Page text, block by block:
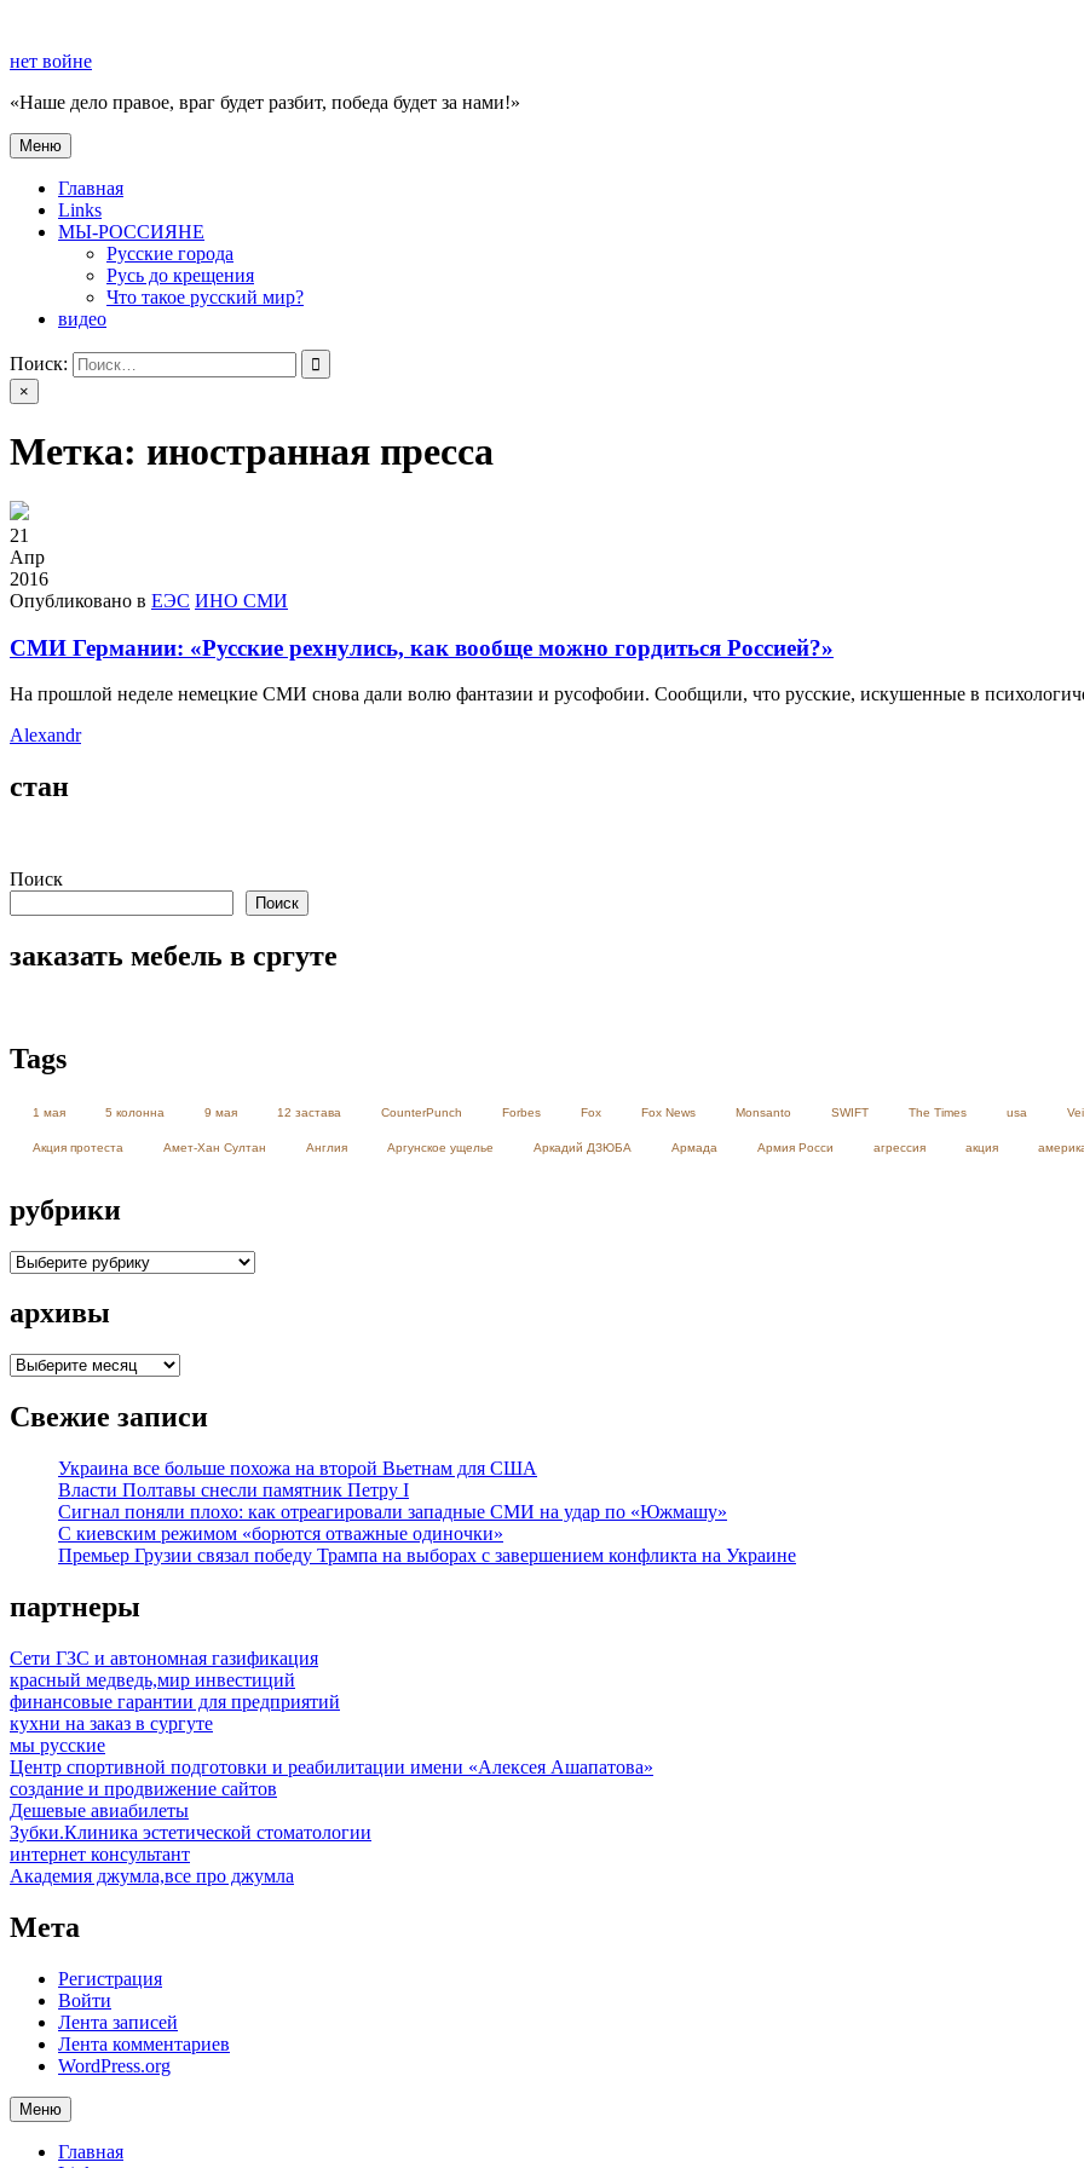
содержимому
нет войне
«Наше дело правое, враг будет разбит, победа будет за нами!»
нет войне
«Наше дело правое, враг будет разбит, победа будет за нами!»
Меню
Главная
Links
МЫ-РОССИЯНЕ
Русские города
Русь до крещения
Что такое русский мир?
видео
Поиск:
×
Метка: иностранная пресса
21
Апр
2016
Опубликовано в ЕЭС ИНО СМИ
СМИ Германии: «Русские рехнулись, как вообще можно гордиться Россией?»
На прошлой неделе немецкие СМИ снова дали волю фантазии и русофобии. Сообщили, что русские, искушенные в
Alexandr
стан
Поиск
Поиск
заказать мебель в сргуте
Tags
1 мая 5 колонна 9 мая 12 застава CounterPunch Forbes Fox Fox News Monsanto SWIFT The Times usa
Акция протеста Амет-Хан Султан Англия Аргунское ущелье Аркадий ДЗЮБА Армада Армия Росси агрессия акция
рубрики
рубрики
архивы
архивы
Свежие записи
Украина все больше похожа на второй Вьетнам для США
Власти Полтавы снесли памятник Петру I
Сигнал поняли плохо: как отреагировали западные СМИ на удар по «Южмашу»
С киевским режимом «борются отважные одиночки»
Премьер Грузии связал победу Трампа на выборах с завершением конфликта на Украине
партнеры
Сети ГЗС и автономная газификация
красный медведь,мир инвестиций
финансовые гарантии для предприятий
кухни на заказ в сургуте
мы русские
Центр спортивной подготовки и реабилитации имени «Алексея Ашапатова»
создание и продвижение сайтов
Дешевые авиабилеты
Зубки.Клиника эстетической стоматологии
интернет консультант
Академия джумла,все про джумла
Мета
Регистрация
Войти
Лента записей
Лента комментариев
WordPress.org
Меню
Главная